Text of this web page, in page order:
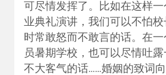
可尽情发挥了。比如在这样
业典礼演讲，我们可以不怕
时常敢怒而不敢言的话。在
员暑期学校，也可以尽情吐
不大客气的话……婚姻的致词